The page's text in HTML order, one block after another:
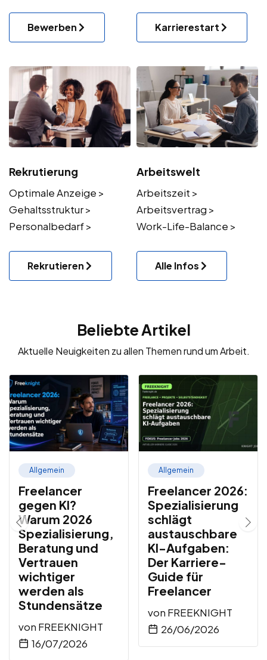
Bewerben Karrierestart
Rekrutierung
Optimale Anzeige >
Gehaltsstruktur >
Personalbedarf >
Rekrutieren
Arbeitswelt
Arbeitszeit >
Arbeitsvertrag >
Work-Life-Balance >
Alle Infos
Beliebte Artikel
Aktuelle Neuigkeiten zu allen Themen rund um Arbeit.
Allgemein
Freelancer
gegen KI?
Warum 2026
Spezialisierung,
Beratung und
Vertrauen
wichtiger
werden als
Stundensätze
von FREEKNIGHT
16/07/2026
Allgemein
Freelancer 2026:
Spezialisierung
schlägt
austauschbare
KI-Aufgaben:
Der Karriere-
Guide für
Freelancer
von FREEKNIGHT
26/06/2026